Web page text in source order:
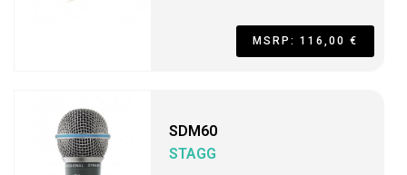
MSRP: 116,00 €
SDM60
STAGG